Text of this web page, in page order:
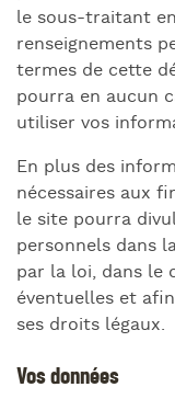
le sous-traitant
renseignements
termes de cette
pourra en aucun
utiliser vos
En plus des
nécessaires aux
le site pourra
personnels dans
par la loi, dans le
éventuelles et
ses droits légaux.
Vos données